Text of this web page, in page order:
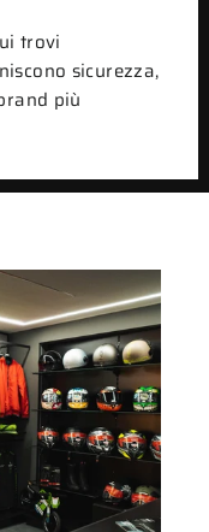
trovi
sicurezza,
più